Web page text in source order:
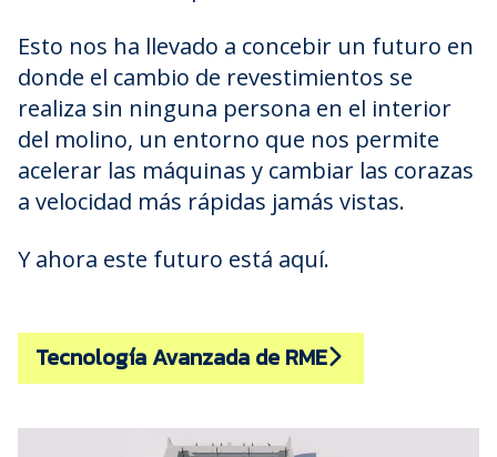
Esto nos ha llevado a concebir un futuro en
donde el cambio de revestimientos se
realiza sin ninguna persona en el interior
del molino, un entorno que nos permite
acelerar las máquinas y cambiar las corazas
a velocidad más rápidas jamás vistas.
Y ahora este futuro está aquí.
Tecnología Avanzada de RME